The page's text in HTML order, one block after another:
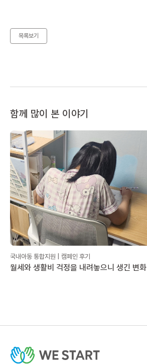
목록보기
함께 많이 본 이야기
국내아동 통합지원 | 캠페인 후기
월세와 생활비 걱정을 내려놓으니 생긴 변화